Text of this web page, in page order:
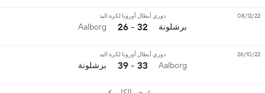
برشلونة
دوري أبطال أوروبا لكرة اليد
32 - 26
Aalborg
08/12/22
Aalborg
دوري أبطال أوروبا لكرة اليد
33 - 39 برشلونة
26/10/22